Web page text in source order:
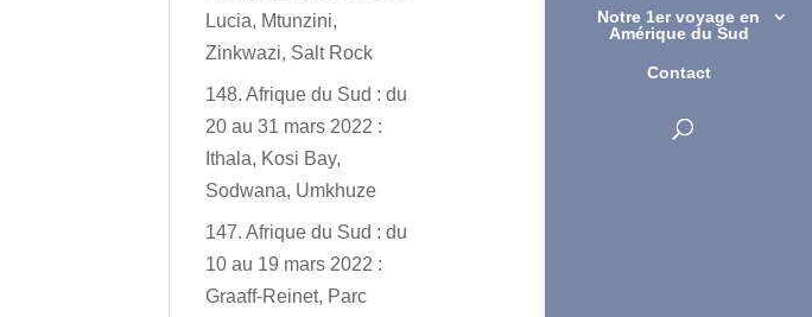
Notre 1er voyage en
Amérique du Sud
Contact
Lucia, Mtunzini,
Zinkwazi, Salt Rock
148. Afrique du Sud : du
20 au 31 mars 2022 :
Ithala, Kosi Bay,
Sodwana, Umkhuze
147. Afrique du Sud : du
10 au 19 mars 2022 :
Graaff-Reinet, Parc